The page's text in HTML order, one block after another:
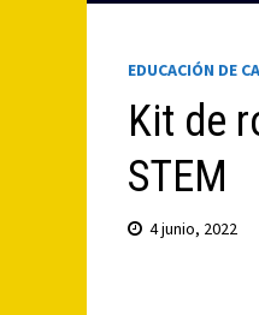
EDUCACIÓN DE
Kit de
STEM
4 junio, 2022